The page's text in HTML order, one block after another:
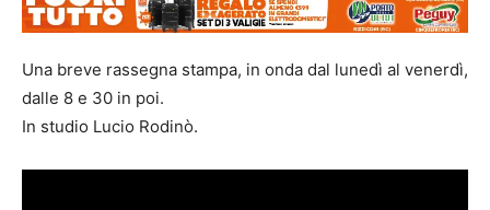
Una breve rassegna stampa, in onda dal lunedì al venerdì,
dalle 8 e 30 in poi.
In studio Lucio Rodinò.